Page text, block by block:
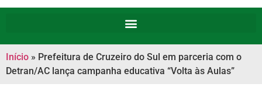
Início » Prefeitura de Cruzeiro do Sul em parceria com o
Detran/AC lança campanha educativa “Volta às Aulas”